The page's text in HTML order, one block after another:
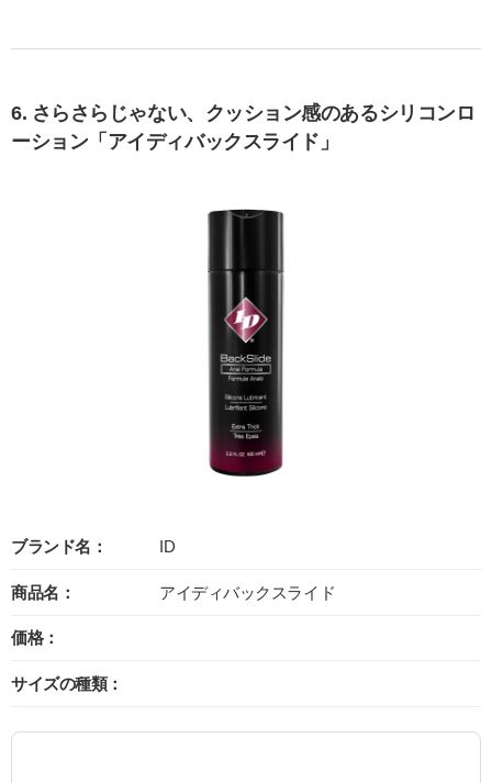
6. さらさらじゃない、クッション感のあるシリコンロ
ーション「アイディバックスライド」
ブランド名： ID
商品名： アイディバックスライド
価格：
サイズの種類：